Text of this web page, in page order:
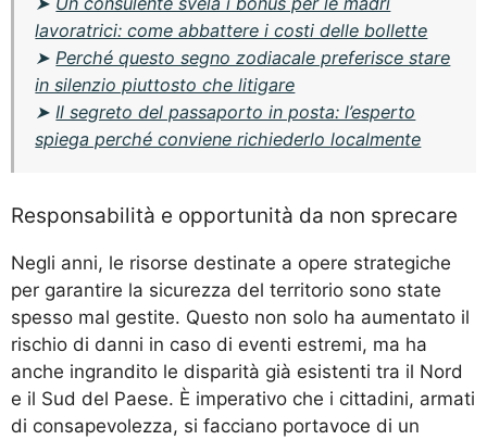
lavoratrici: come abbattere i costi delle bollette
➤ Perché questo segno zodiacale preferisce stare
in silenzio piuttosto che litigare
➤ Il segreto del passaporto in posta: l’esperto
spiega perché conviene richiederlo localmente
Responsabilità e opportunità da non sprecare
Negli anni, le risorse destinate a opere strategiche
per garantire la sicurezza del territorio sono state
spesso mal gestite. Questo non solo ha aumentato il
rischio di danni in caso di eventi estremi, ma ha
anche ingrandito le disparità già esistenti tra il Nord
e il Sud del Paese. È imperativo che i cittadini, armati
di consapevolezza, si facciano portavoce di un